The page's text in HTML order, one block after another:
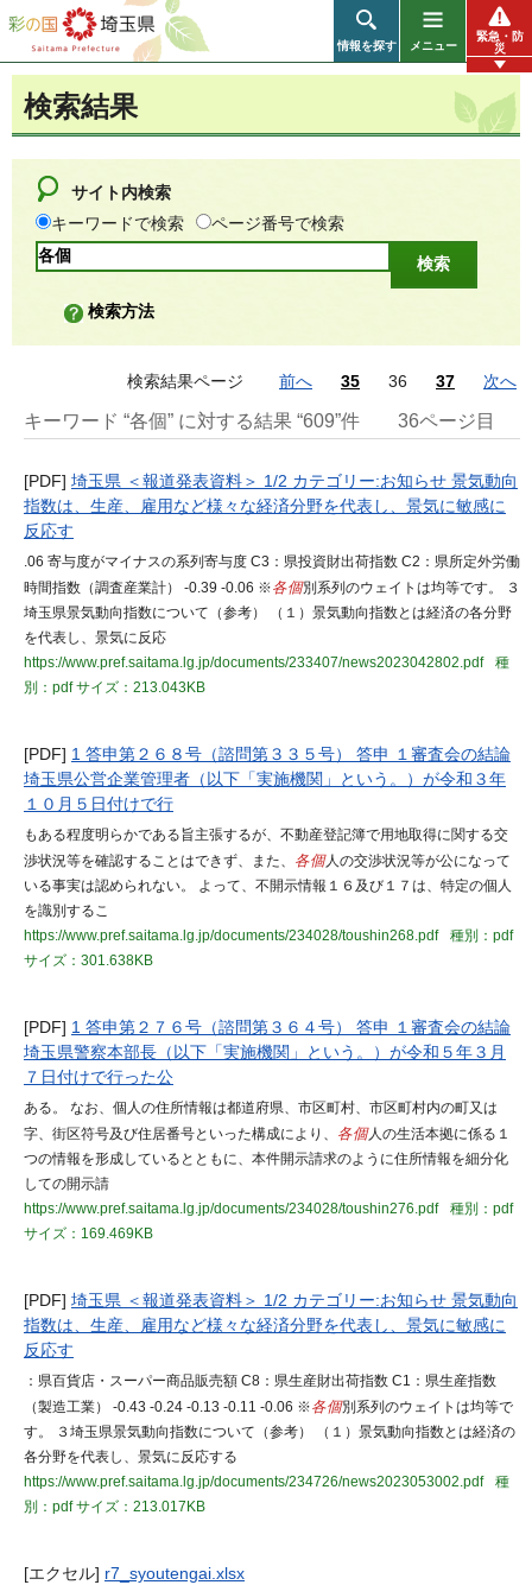
彩の国 埼玉県
情報を探す メニュー
緊急・防
災
検索結果
サイト内検索
キーワードで検索
ページ番号で検索
検索方法
検索結果ページ 前へ 35 36 37 次へ
キーワード “各個” に対する結果 “609”件 36ページ目
[PDF] 埼玉県 ＜報道発表資料＞ 1/2 カテゴリー:お知らせ 景気動向
指数は、生産、雇用など様々な経済分野を代表し、景気に敏感に
反応す
.06 寄与度がマイナスの系列寄与度 C3：県投資財出荷指数 C2：県所定外労働
時間指数（調査産業計） -0.39 -0.06 ※各個別系列のウェイトは均等です。 ３
埼玉県景気動向指数について（参考） （１）景気動向指数とは経済の各分野
を代表し、景気に反応
https://www.pref.saitama.lg.jp/documents/233407/news2023042802.pdf
種
別：pdfサイズ：213.043KB
[PDF] 1 答申第２６８号（諮問第３３５号） 答申 １審査会の結論
埼玉県公営企業管理者（以下「実施機関」という。）が令和３年
１０月５日付けで行
もある程度明らかである旨主張するが、不動産登記簿で用地取得に関する交
渉状況等を確認することはできず、また、 各個人の交渉状況等が公になって
いる事実は認められない。 よって、不開示情報１６及び１７は、特定の個人
を識別するこ
https://www.pref.saitama.lg.jp/documents/234028/toushin268.pdf
種別：pdf
サイズ：301.638KB
[PDF] 1 答申第２７６号（諮問第３６４号） 答申 １審査会の結論
埼玉県警察本部長（以下「実施機関」という。）が令和５年３月
７日付けで行った公
ある。 なお、個人の住所情報は都道府県、市区町村、市区町村内の町又は
字、街区符号及び住居番号といった構成により、 各個人の生活本拠に係る１
つの情報を形成しているとともに、本件開示請求のように住所情報を細分化
しての開示請
https://www.pref.saitama.lg.jp/documents/234028/toushin276.pdf
種別：pdf
サイズ：169.469KB
[PDF] 埼玉県 ＜報道発表資料＞ 1/2 カテゴリー:お知らせ 景気動向
指数は、生産、雇用など様々な経済分野を代表し、景気に敏感に
反応す
：県百貨店・スーパー商品販売額 C8：県生産財出荷指数 C1：県生産指数
（製造工業） -0.43 -0.24 -0.13 -0.11 -0.06 ※各個別系列のウェイトは均等で
す。 ３埼玉県景気動向指数について（参考） （１）景気動向指数とは経済の
各分野を代表し、景気に反応する
https://www.pref.saitama.lg.jp/documents/234726/news2023053002.pdf
種
別：pdfサイズ：213.017KB
[エクセル] r7_syoutengai.xlsx